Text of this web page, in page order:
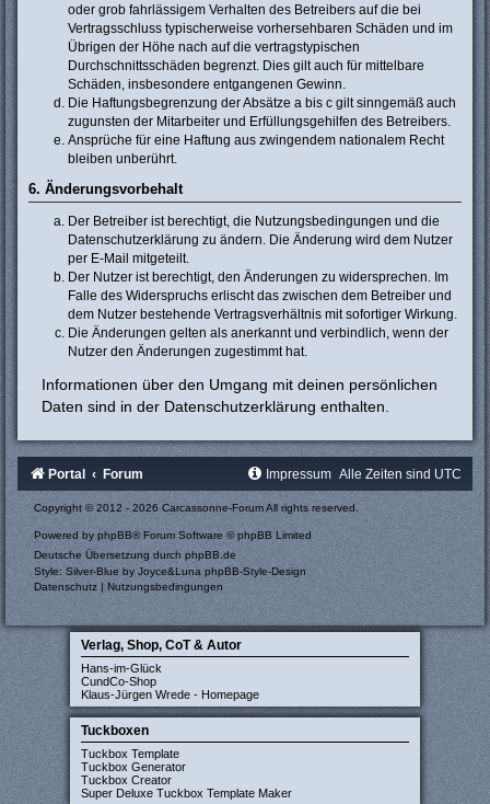
oder grob fahrlässigem Verhalten des Betreibers auf die bei
Vertragsschluss typischerweise vorhersehbaren Schäden und im
Übrigen der Höhe nach auf die vertragstypischen
Durchschnittsschäden begrenzt. Dies gilt auch für mittelbare
Schäden, insbesondere entgangenen Gewinn.
Die Haftungsbegrenzung der Absätze a bis c gilt sinngemäß auch
zugunsten der Mitarbeiter und Erfüllungsgehilfen des Betreibers.
Ansprüche für eine Haftung aus zwingendem nationalem Recht
bleiben unberührt.
6. Änderungsvorbehalt
Der Betreiber ist berechtigt, die Nutzungsbedingungen und die
Datenschutzerklärung zu ändern. Die Änderung wird dem Nutzer
per E-Mail mitgeteilt.
Der Nutzer ist berechtigt, den Änderungen zu widersprechen. Im
Falle des Widerspruchs erlischt das zwischen dem Betreiber und
dem Nutzer bestehende Vertragsverhältnis mit sofortiger Wirkung.
Die Änderungen gelten als anerkannt und verbindlich, wenn der
Nutzer den Änderungen zugestimmt hat.
Informationen über den Umgang mit deinen persönlichen
Daten sind in der Datenschutzerklärung enthalten.
Portal Forum Alle Zeiten sind UTC
Impressum
Copyright © 2012 - 2026 Carcassonne-Forum All rights reserved.
Powered by phpBB® Forum Software © phpBB Limited
Deutsche Übersetzung durch phpBB.de
Style: Silver-Blue by Joyce&LunaphpBB-Style-Design
Datenschutz |Nutzungsbedingungen
Verlag, Shop, CoT & Autor
Hans-im-Glück
CundCo-Shop
Klaus-Jürgen Wrede - Homepage
Tuckboxen
Tuckbox Template
Tuckbox Generator
Tuckbox Creator
Super Deluxe Tuckbox Template Maker